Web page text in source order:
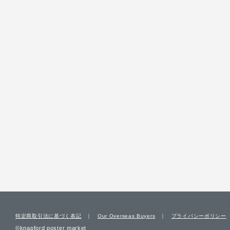
特定商取引法に基づく表記 Our Overseas Buyers プライバシーポリシー
©knapford poster market